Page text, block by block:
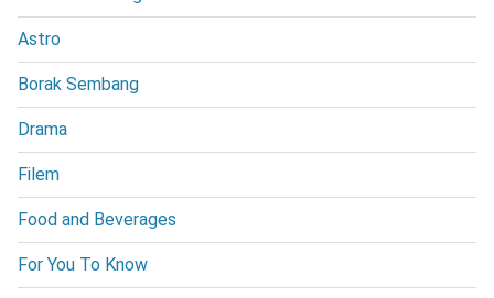
Astro
Borak Sembang
Drama
Filem
Food and Beverages
For You To Know